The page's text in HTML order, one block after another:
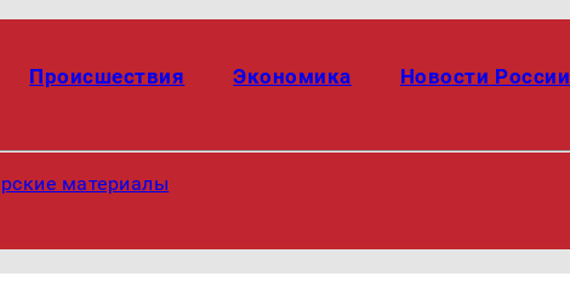
Происшествия Экономика Новости России
материалы